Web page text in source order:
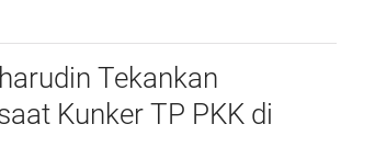
Tekankan
Kunker TP PKK di